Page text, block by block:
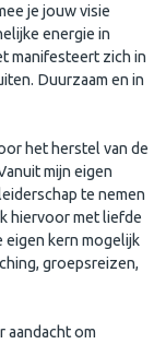
je jouw visie
energie in
manifesteert zich in
Duurzaam en in
het herstel van de
mijn eigen
te nemen
hiervoor met liefde
eigen kern mogelijk
groepsreizen,
aandacht om